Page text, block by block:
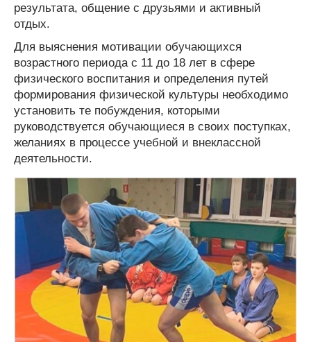
результата, общение с друзьями и активный
отдых.
Для выяснения мотивации обучающихся
возрастного периода с 11 до 18 лет в сфере
физического воспитания и определения путей
формирования физической культуры необходимо
установить те побуждения, которыми
руководствуется обучающиеся в своих поступках,
желаниях в процессе учебной и внеклассной
деятельности.